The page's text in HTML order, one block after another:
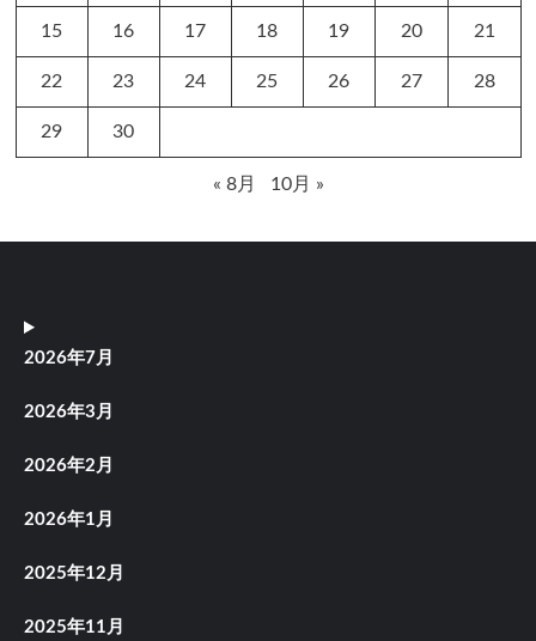
15 16 17 18 19 20 21
22 23 24 25 26 27 28
29 30
« 8月 10月 »
2026年7月
2026年3月
2026年2月
2026年1月
2025年12月
2025年11月